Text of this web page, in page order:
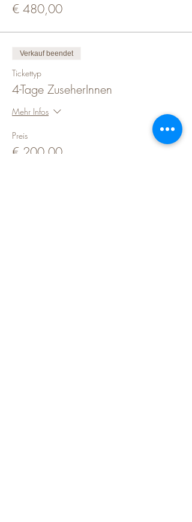
€ 480,00
Verkauf beendet
Tickettyp
4-Tage ZuseherInnen
Mehr Infos
Preis
€ 200,00